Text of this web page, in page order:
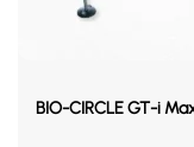
BIO-CIRCLE GT-i